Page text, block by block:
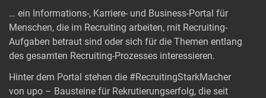
… ein Informations-, Karriere- und Business-Portal für
Menschen, die im Recruiting arbeiten, mit Recruiting-
Aufgaben betraut sind oder sich für die Themen entlang
des gesamten Recruiting-Prozesses interessieren.
Hinter dem Portal stehen die #RecruitingStarkMacher
von upo – Bausteine für Rekrutierungserfolg, die seit